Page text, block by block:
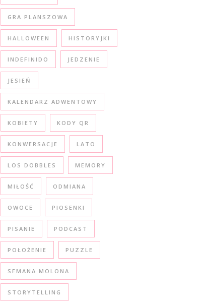
WŁOSKI
GRA PLANSZOWA
HALLOWEEN HISTORYJKI
INDEFINIDO JEDZENIE
JESIEŃ
KALENDARZ ADWENTOWY
KOBIETY KODY QR
KONWERSACJE LATO
LOS DOBBLES MEMORY
MIŁOŚĆ ODMIANA
OWOCE PIOSENKI
PISANIE PODCAST
POŁOŻENIE PUZZLE
SEMANA MOLONA
STORYTELLING